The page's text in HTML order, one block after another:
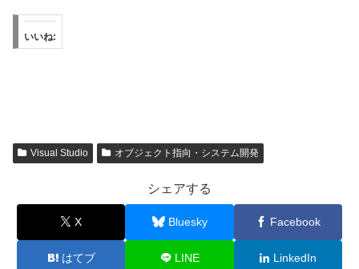
いいね:
Visual Studio オブジェクト指向・システム開発
シェアする
X Bluesky Facebook
はてブ LINE LinkedIn